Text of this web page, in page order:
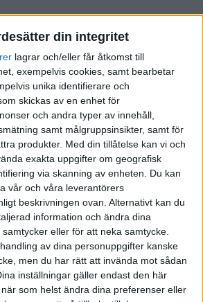
din integritet
lagrar och/eller får åtkomst till
exempelvis cookies, samt bearbetar
unika identifierare och
skickas av en enhet för
och andra typer av innehåll,
samt målgruppsinsikter, samt för
produkter. Med din tillåtelse kan vi och
exakta uppgifter om geografisk
via skanning av enheten. Du kan
vår och våra leverantörers
beskrivningen ovan. Alternativt kan du
information och ändra dina
eller för att neka samtycke.
av dina personuppgifter kanske
men du har rätt att invända mot sådan
inställningar gäller endast den här
som helst ändra dina preferenser eller
18:06
står på schablonbeskattas och får på så
lösa det så att jag säljer lite fondandelar
att bekosta skatteeffekten (det går ju att se
du schablonbeskattats). På så vis betalar
så att säga, vilket känns mest rimligt.
du kan gilla
Svar Aktivitet
barnen
14